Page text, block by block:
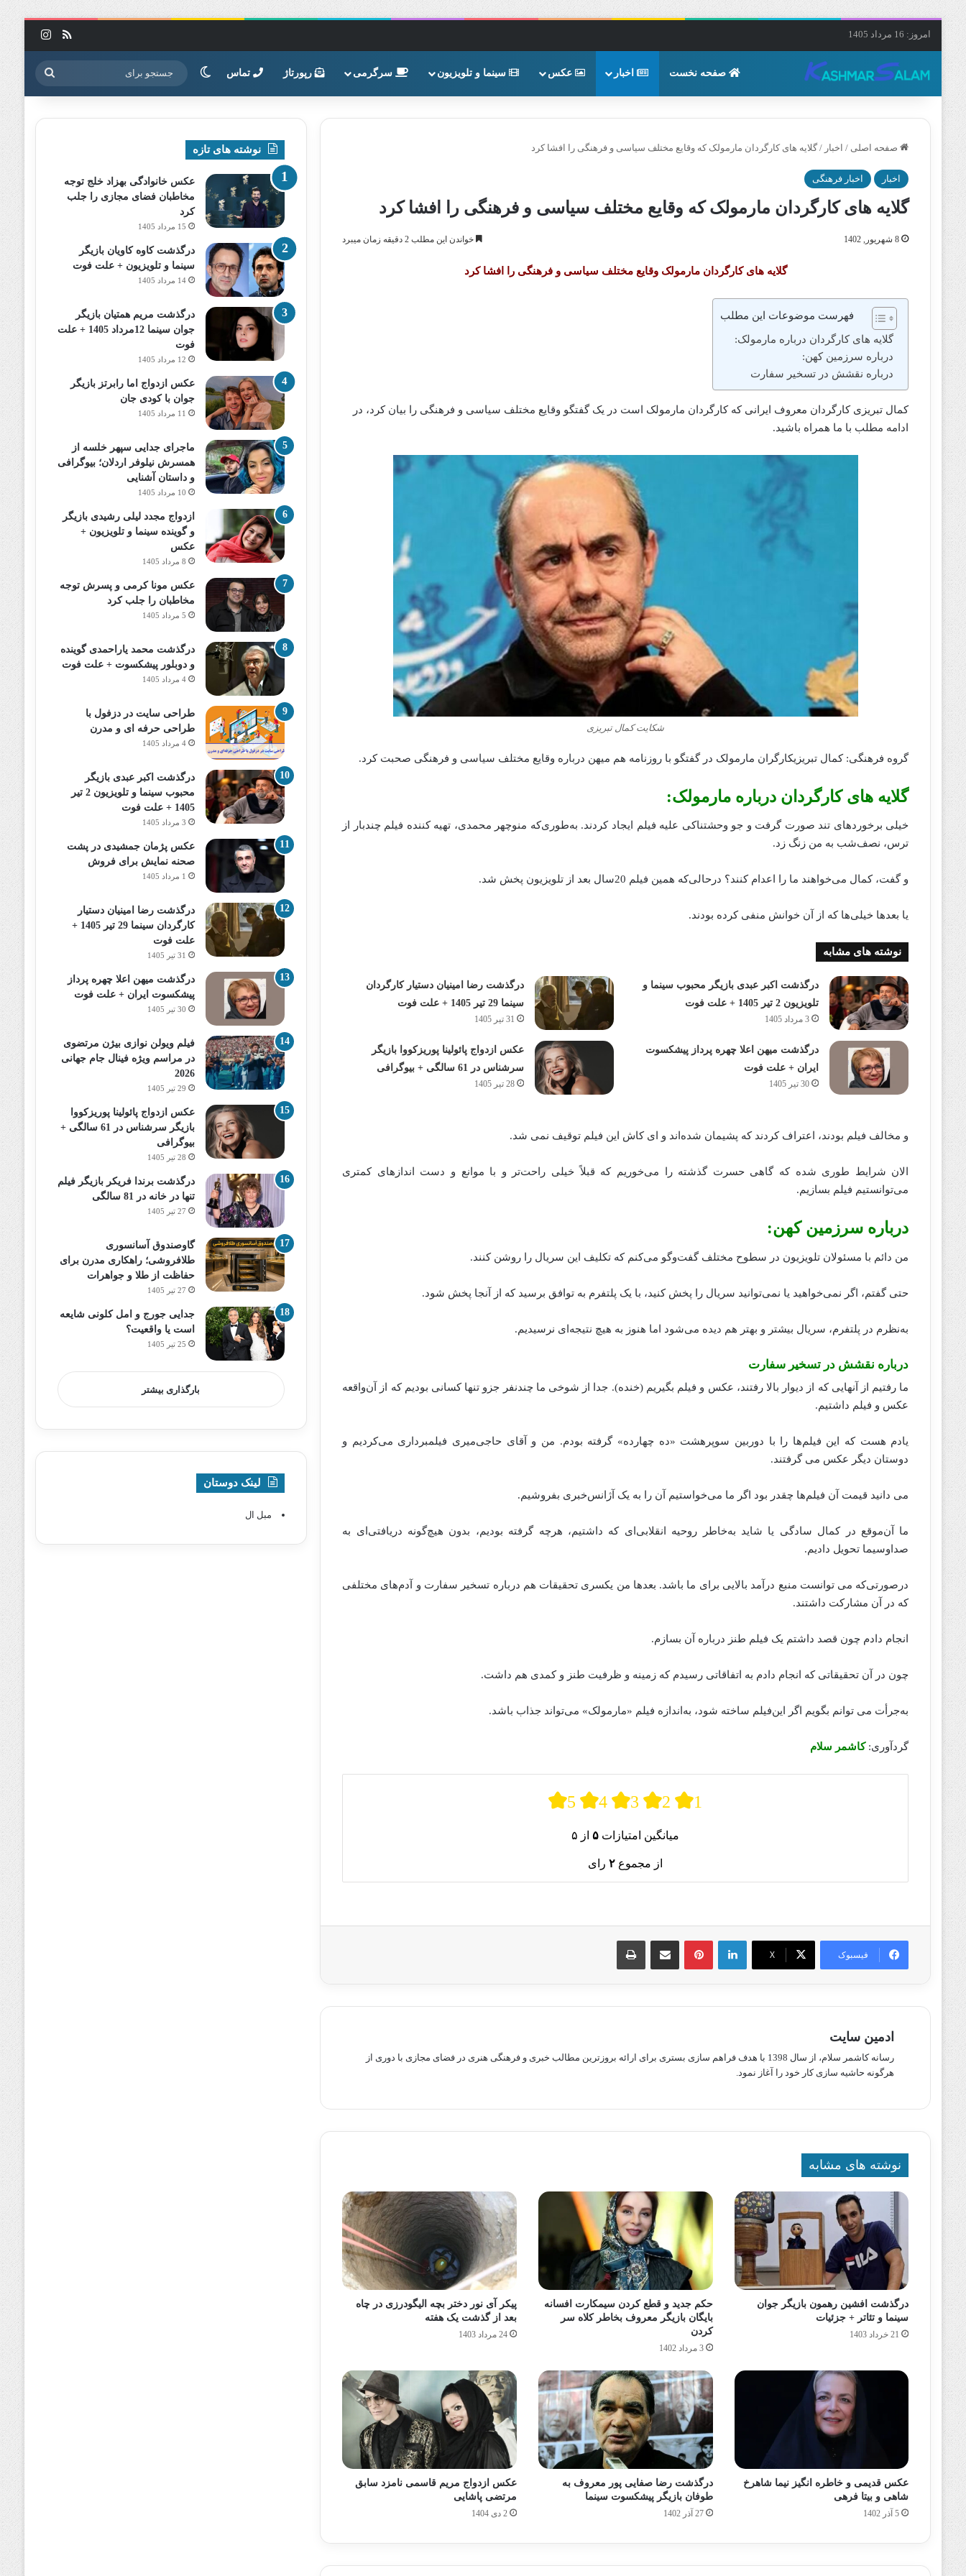
امروز: 16 مرداد 1405 خوراک
صفحه نخست اخبار عکس سینما و تلویزیون سرگرمی رپورتاژ تماس تغییر پوسته جستجو
برای
صفحه اصلی / اخبار / گلایه های کارگردان مارمولک که وقایع مختلف سیاسی و فرهنگی را افشا کرد
اخبار اخبار فرهنگی
گلایه های کارگردان مارمولک که وقایع مختلف سیاسی و فرهنگی را افشا کرد
8 شهریور, 1402 خواندن این مطلب 2 دقیقه زمان میبرد
گلایه های کارگردان مارمولک وقایع مختلف سیاسی و فرهنگی را افشا کرد
فهرست موضوعات این مطلب
گلایه های کارگردان درباره مارمولک:
درباره سرزمین کهن:
درباره نقشش در تسخیر سفارت
کمال تبریزی کارگردان معروف ایرانی که کارگردان مارمولک است در یک گفتگو وقایع مختلف سیاسی و فرهنگی را بیان کرد، در
ادامه مطلب با ما همراه باشید.
شکایت کمال تبریزی
گروه فرهنگی: کمال تبریزیکارگران مارمولک در گفتگو با روزنامه هم میهن درباره وقایع مختلف سیاسی و فرهنگی صحبت کرد.
گلایه های کارگردان درباره مارمولک:
خیلی برخوردهای تند صورت گرفت و جو وحشتناکی علیه فیلم ایجاد کردند. به‌طوری‌که منوچهر محمدی، تهیه‌ کننده فیلم چندبار از
ترس، نصف‌شب به من زنگ ‌زد.
و ‌گفت، کمال می‌خواهند ما را اعدام کنند؟ درحالی‌که همین فیلم 20سال بعد از تلویزیون پخش شد.
یا بعدها خیلی‌ها که از آن خوانش‌ منفی کرده بودند.
نوشته های مشابه
درگذشت اکبر عبدی بازیگر محبوب سینما و
تلویزیون 2 تیر 1405 + علت فوت
3 مرداد 1405
درگذشت رضا امینیان دستیار کارگردان
سینما 29 تیر 1405 + علت فوت
31 تیر 1405
درگذشت میهن اعلا چهره پرداز پیشکسوت
ایران + علت فوت
30 تیر 1405
عکس ازدواج پائولینا پوریزکووا بازیگر
سرشناس در 61 سالگی + بیوگرافی
28 تیر 1405
و مخالف فیلم بودند، اعتراف کردند که پشیمان شده‌اند و ای‌ کاش این‌ فیلم توقیف نمی‌ شد.
الان شرایط طوری شده که گاهی حسرت گذشته را می‌خوریم که قبلاً خیلی راحت‌تر و با موانع و دست‌ اندازهای کمتری
می‌توانستیم فیلم بسازیم.
درباره سرزمین کهن:
من دائم با مسئولان تلویزیون در سطوح مختلف گفت‌وگو می‌کنم که تکلیف این سریال را روشن کنند.
حتی گفتم، اگر نمی‌خواهید یا نمی‌توانید سریال را پخش کنید، با یک پلتفرم به توافق برسید که از آنجا پخش شود.
به‌نظرم در پلتفرم، سریال بیشتر و بهتر هم دیده می‌شود اما هنوز به هیچ نتیجه‌ای نرسیدیم.
درباره نقشش در تسخیر سفارت
ما رفتیم از آنهایی که از دیوار بالا رفتند، عکس و فیلم بگیریم (خنده). جدا از شوخی ما چندنفر جزو تنها کسانی بودیم که از آن‌واقعه
عکس و فیلم داشتیم.
یادم هست که این فیلم‌ها را با دوربین سوپرهشت «ده چهارده» گرفته بودم. من و آقای حاجی‌میری فیلمبرداری می‌کردیم و
دوستان‌ دیگر عکس می‌ گرفتند.
می‌ دانید قیمت آن فیلم‌ها چقدر بود اگر ما می‌خواستیم آن را به یک آژانس‌خبری بفروشیم.
ما آن‌موقع در کمال سادگی یا ‌شاید به‌خاطر روحیه انقلابی‌ای که داشتیم، هرچه گرفته بودیم، بدون هیچ‌گونه دریافتی‌ای به
صداوسیما تحویل دادیم.
درصورتی‌که می‌ توانست منبع‌ درآمد بالایی برای ما باشد. بعدها من یکسری تحقیقات هم درباره تسخیر سفارت و آدم‌های مختلفی
که در آن مشارکت داشتند.
انجام دادم چون قصد داشتم یک فیلم طنز درباره آن بسازم.
چون در آن تحقیقاتی که انجام دادم به اتفاقاتی رسیدم که زمینه و ظرفیت طنز و کمدی هم داشت.
به‌جرأت می‌ توانم بگویم اگر این‌فیلم ساخته‌‌‌‌‌ شود، به‌اندازه فیلم «مارمولک» می‌تواند جذاب باشد.
گردآوری: کاشمر سلام
5 4 3 2 1
میانگین امتیازات ۵ از ۵
از مجموع ۲ رای
فیسبوک X
لینکدین پینترستاشتراک گذاری از طریق ایمیل چاپ
ادمین سایت
رسانه کاشمر سلام، از سال 1398 با هدف فراهم سازی بستری برای ارائه بروزترین مطالب خبری و فرهنگی هنری در فضای مجازی با دوری از
هرگونه حاشیه سازی کار خود را آغاز نمود.
نوشته های مشابه
درگذشت افشین رهمون بازیگر جوان
سینما و تئاتر + جزئیات
21 خرداد 1403
حکم جدید و قطع کردن سیمکارت افسانه
بایگان بازیگر معروف بخاطر کلاه سر
کردن
3 مرداد 1402
پیکر آی نور دختر بچه الیگودرزی در چاه
بعد از گذشت یک هفته
24 مرداد 1403
عکس قدیمی و خاطره انگیز نیما شاهرخ
شاهی و بیتا فرهی
5 آذر 1402
درگذشت رضا صفایی‌ پور معروف به
طوفان بازیگر پیشکسوت سینما
27 آذر 1402
عکس ازدواج مریم قاسمی نامزد سابق
مرتضی پاشایی
2 دی 1404
نوشته های تازه
عکس خانوادگی بهزاد خلج توجه
مخاطبان فضای مجازی را جلب
کرد
15 مرداد 1405
درگذشت کاوه کاویان بازیگر
سینما و تلویزیون + علت فوت
14 مرداد 1405
درگذشت مریم همتیان بازیگر
جوان سینما 12مرداد 1405 + علت
فوت
12 مرداد 1405
عکس ازدواج اما رابرتز بازیگر
جوان با کودی جان
11 مرداد 1405
ماجرای جدایی سپهر خلسه از
همسرش نیلوفر اردلان؛ بیوگرافی
و داستان آشنایی
10 مرداد 1405
ازدواج مجدد لیلی رشیدی بازیگر
و گوینده سینما و تلویزیون +
عکس
8 مرداد 1405
عکس مونا کرمی و پسرش توجه
مخاطبان را جلب کرد
5 مرداد 1405
درگذشت محمد یاراحمدی گوینده
و دوبلور پیشکسوت + علت فوت
4 مرداد 1405
طراحی سایت در دزفول با
طراحی حرفه‌ ای و مدرن
4 مرداد 1405
درگذشت اکبر عبدی بازیگر
محبوب سینما و تلویزیون 2 تیر
1405 + علت فوت
3 مرداد 1405
عکس پژمان جمشیدی در پشت
صحنه نمایش برای فروش
1 مرداد 1405
درگذشت رضا امینیان دستیار
کارگردان سینما 29 تیر 1405 +
علت فوت
31 تیر 1405
درگذشت میهن اعلا چهره پرداز
پیشکسوت ایران + علت فوت
30 تیر 1405
فیلم ویولن نوازی بیژن مرتضوی
در مراسم ویژه فینال جام جهانی
2026
29 تیر 1405
عکس ازدواج پائولینا پوریزکووا
بازیگر سرشناس در 61 سالگی +
بیوگرافی
28 تیر 1405
درگذشت برندا فریکر بازیگر فیلم
تنها در خانه در 81 سالگی
27 تیر 1405
گاوصندوق آسانسوری
طلافروشی؛ راهکاری مدرن برای
حفاظت از طلا و جواهرات
27 تیر 1405
جدایی جورج و امل کلونی شایعه
است یا واقعیت؟
25 تیر 1405
بارگذاری بیشتر
لینک دوستان
مبل ال